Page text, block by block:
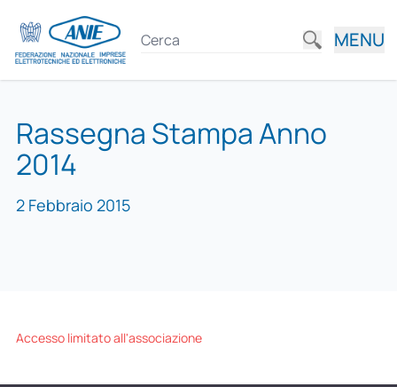
MENU
Rassegna Stampa Anno
2014
2 Febbraio 2015
Accesso limitato all'associazione